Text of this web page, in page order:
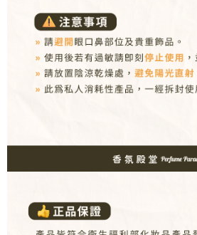
【注意事項】
１．透過由恩沛科技股份有限公司提供之「
易，需依本服務之必要範圍內提供個人資料，
權轉讓予恩沛科技股份有限公司。
２．關於個人資料處理事宜，請瀏覽以下網址：
https://aftee.tw/terms/#terms3
時審查核予不同之上限額度；若仍有額度不足
５．嚴禁一人註冊多個帳號或使用他人資訊註
新瑞宅配
每筆NT$90，滿NT$1,000(含以上)免運費
每筆NT$90，滿NT$1,000(含以上)免運費